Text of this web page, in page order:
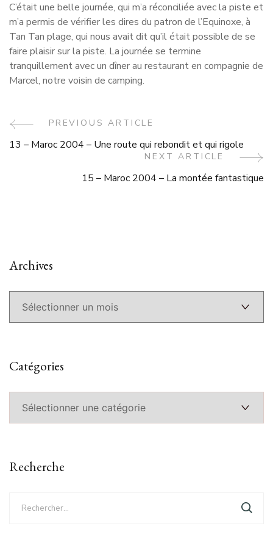
C’était une belle journée, qui m’a réconciliée avec la piste et
m’a permis de vérifier les dires du patron de l’Equinoxe, à
Tan Tan plage, qui nous avait dit qu’il était possible de se
faire plaisir sur la piste. La journée se termine
tranquillement avec un dîner au restaurant en compagnie de
Marcel, notre voisin de camping.
Post
PREVIOUS ARTICLE
13 – Maroc 2004 – Une route qui rebondit et qui rigole
NEXT ARTICLE
15 – Maroc 2004 – La montée fantastique
Archives
Catégories
Recherche